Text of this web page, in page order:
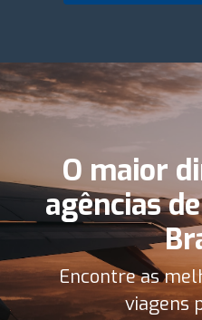
O maior
agências
Encontre as
viagens